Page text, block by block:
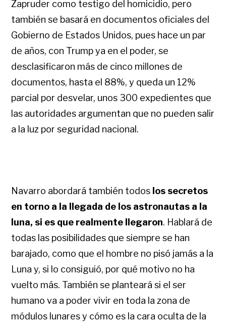
Zapruder como testigo del homicidio, pero
también se basará en documentos oficiales del
Gobierno de Estados Unidos, pues hace un par
de años, con Trump ya en el poder, se
desclasificaron más de cinco millones de
documentos, hasta el 88%, y queda un 12%
parcial por desvelar, unos 300 expedientes que
las autoridades argumentan que no pueden salir
a la luz por seguridad nacional.
Navarro abordará también todos los secretos
en torno a la llegada de los astronautas a la
luna, si es que realmente llegaron. Hablará de
todas las posibilidades que siempre se han
barajado, como que el hombre no pisó jamás a la
Luna y, si lo consiguió, por qué motivo no ha
vuelto más. También se planteará si el ser
humano va a poder vivir en toda la zona de
módulos lunares y cómo es la cara oculta de la